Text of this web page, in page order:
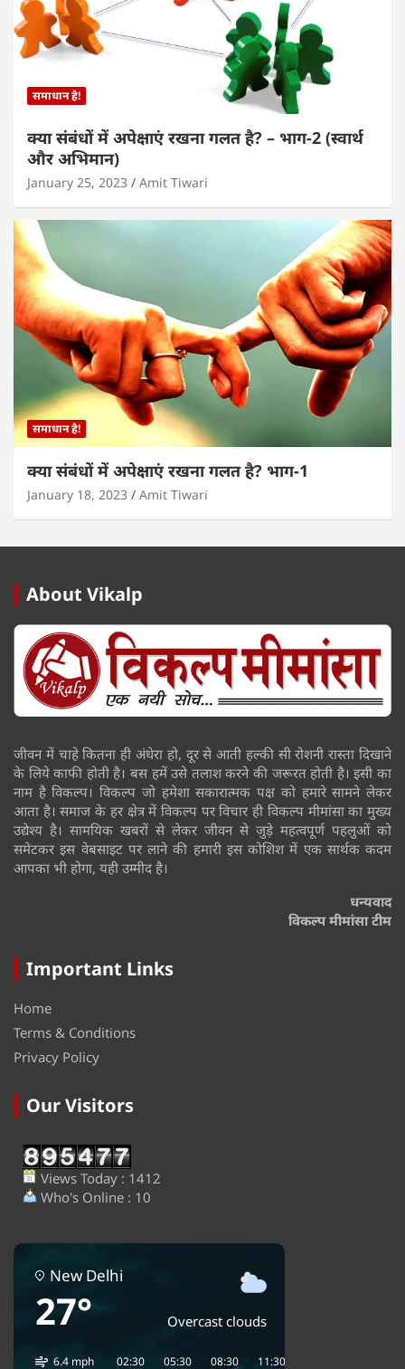
समाधान है!
क्या संबंधों में अपेक्षाएं रखना गलत है? – भाग-2 (स्वार्थ
और अभिमान)
January 25, 2023 Amit Tiwari
समाधान है!
क्या संबंधों में अपेक्षाएं रखना गलत है? भाग-1
January 18, 2023 Amit Tiwari
About Vikalp
जीवन में चाहे कितना ही अंधेरा हो, दूर से आती हल्की सी रोशनी रास्ता दिखाने
के लिये काफी होती है। बस हमें उसे तलाश करने की जरूरत होती है। इसी का
नाम है विकल्प। विकल्प जो हमेशा सकारात्मक पक्ष को हमारे सामने लेकर
आता है। समाज के हर क्षेत्र में विकल्प पर विचार ही विकल्प मीमांसा का मुख्य
उद्येश्य है। सामयिक खबरों से लेकर जीवन से जुड़े महत्वपूर्ण पहलुओं को
समेटकर इस वेबसाइट पर लाने की हमारी इस कोशिश में एक सार्थक कदम
आपका भी होगा, यही उम्मीद है।
धन्यवाद
विकल्प मीमांसा टीम
Important Links
Home
Terms & Conditions
Privacy Policy
Our Visitors
Views Today : 1412
Who's Online : 10
New Delhi
27° Overcast clouds
6.4 mph
02:30 05:30 08:30 11:30